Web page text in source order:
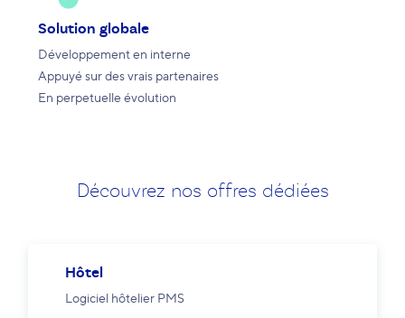
Solution globale
Développement en interne
Appuyé sur des vrais partenaires
En perpetuelle évolution
Découvrez nos offres dédiées
Hôtel
Logiciel hôtelier PMS